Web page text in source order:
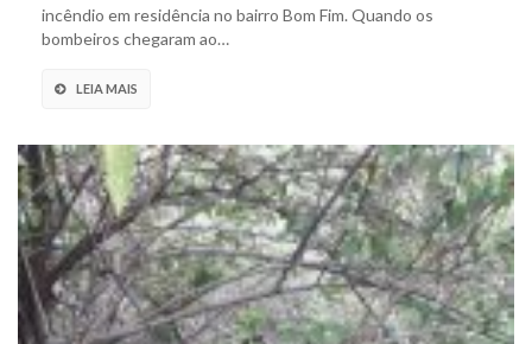
incêndio em residência no bairro Bom Fim. Quando os
bombeiros chegaram ao…
LEIA MAIS